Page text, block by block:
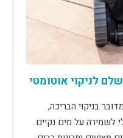
לניקוי אוטומטי
בניקוי הבריכה,
לשמירה על מים נקיים